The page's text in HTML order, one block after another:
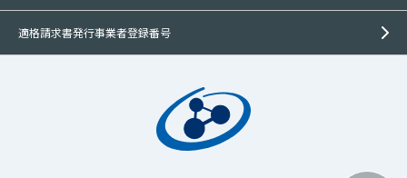
適格請求書発行事業者登録番号